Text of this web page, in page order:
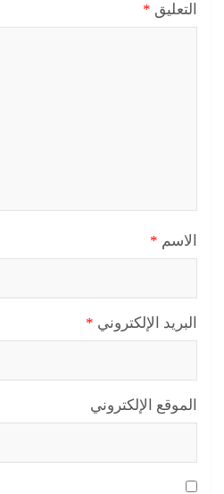
التعليق *
الاسم *
البريد الإلكتروني *
الموقع الإلكتروني